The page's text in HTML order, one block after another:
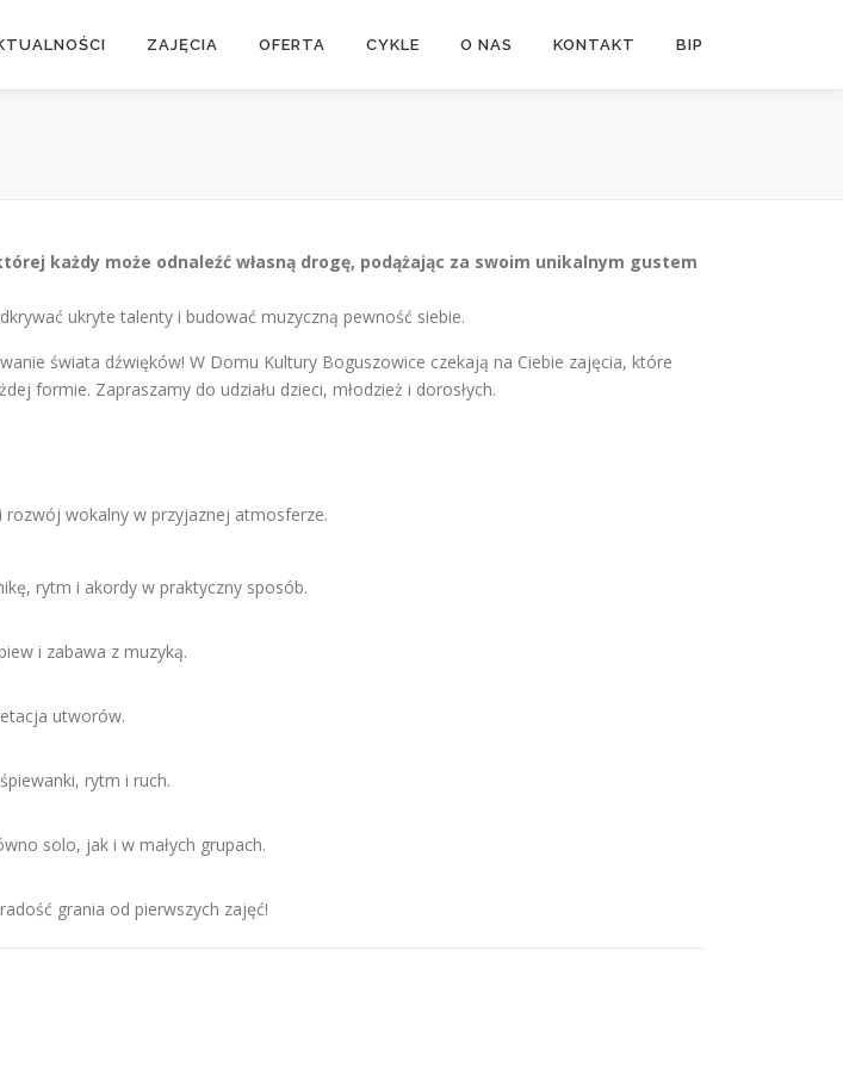
ZAJĘCIA OFERTA CYKLE O NAS KONTAKT BIP
każdy może odnaleźć własną drogę, podążając za swoim unikalnym gustem
ukryte talenty i budować muzyczną pewność siebie.
świata dźwięków! W Domu Kultury Boguszowice czekają na Ciebie zajęcia, które
formie. Zapraszamy do udziału dzieci, młodzież i dorosłych.
rozwój wokalny w przyjaznej atmosferze.
rytm i akordy w praktyczny sposób.
i zabawa z muzyką.
utworów.
rytm i ruch.
solo, jak i w małych grupach.
grania od pierwszych zajęć!